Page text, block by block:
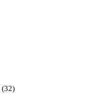
(32)